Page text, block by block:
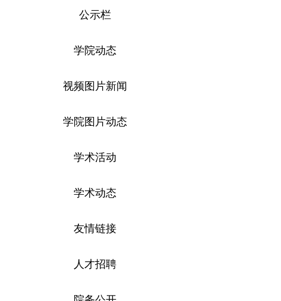
公示栏
学院动态
视频图片新闻
学院图片动态
学术活动
学术动态
友情链接
人才招聘